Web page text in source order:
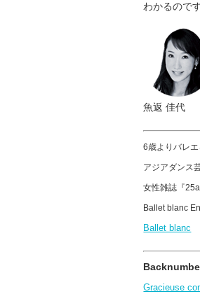
わかるのです
魚返 佳代
6歳よりバレ
アジアダンス
女性雑誌『
Ballet blanc
Ballet blanc
Gracieuse